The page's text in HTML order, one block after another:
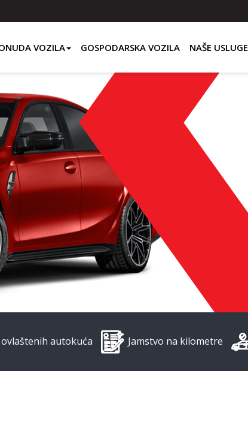
VOZILA GOSPODARSKA VOZILA NAŠE USLUGE
autokuća Jamstvo na kilometre